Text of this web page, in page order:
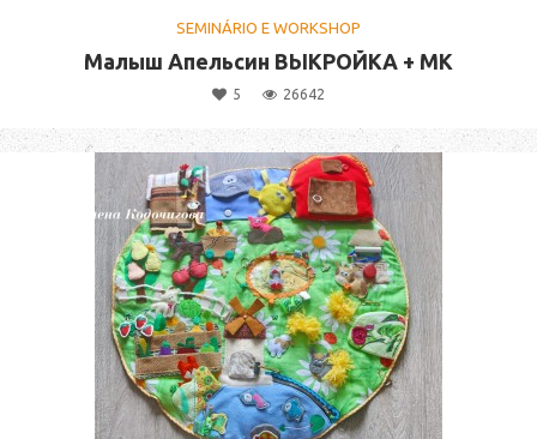
SEMINÁRIO E WORKSHOP
Малыш Апельсин ВЫКРОЙКА + МК
5 26642